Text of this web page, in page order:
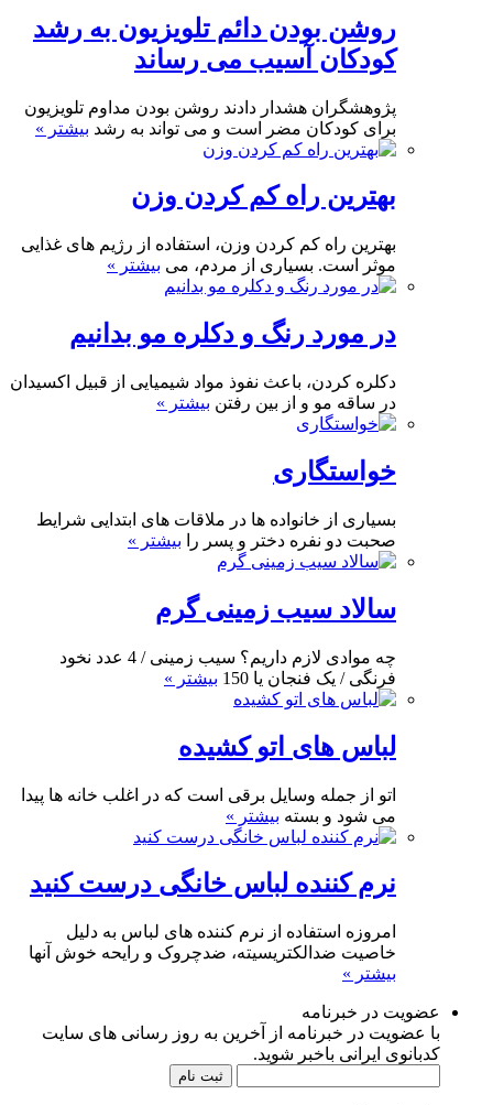
روشن بودن دائم تلویزیون به رشد
کودکان آسیب می رساند
پژوهشگران هشدار دادند روشن بودن مداوم تلویزیون
برای کودکان مضر است و می تواند به رشد بیشتر »
بهترین راه کم کردن وزن
بهترین راه کم کردن وزن، استفاده از رژیم های غذایی
موثر است. بسیاری از مردم، می بیشتر »
در مورد رنگ و دکلره مو بدانیم
دکلره کردن، باعث نفوذ مواد شیمیایی از قبیل اکسیدان
در ساقه مو و از بین رفتن بیشتر »
خواستگاری
بسیاری از خانواده ها در ملاقات های ابتدایی شرایط
صحبت دو نفره دختر و پسر را بیشتر »
سالاد سیب زمینی گرم
چه موادی لازم داریم؟ سیب زمینی / 4 عدد نخود
فرنگی / یک فنجان یا 150
بیشتر »
لباس های اتو کشیده
اتو از جمله وسایل برقی است که در اغلب خانه ها پیدا
می شود و بسته بیشتر »
نرم کننده لباس خانگی درست کنید
امروزه استفاده از نرم کننده های لباس به دلیل
خاصیت ضدالکتریسیته، ضدچروک و رایحه خوش آنها
بیشتر »
عضویت در خبرنامه
با عضویت در خبرنامه از آخرین به روز رسانی های سایت
کدبانوی ایرانی باخبر شوید.